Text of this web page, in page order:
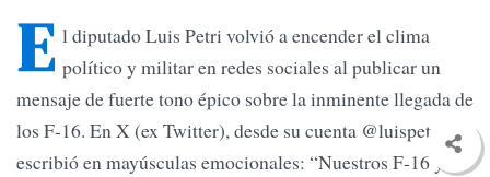
E l diputado Luis Petri volvió a encender el clima
político y militar en redes sociales al publicar un
mensaje de fuerte tono épico sobre la inminente llegada de
los F-16. En X (ex Twitter), desde su cuenta @luispetri,
escribió en mayúsculas emocionales: “Nuestros F-16 ya